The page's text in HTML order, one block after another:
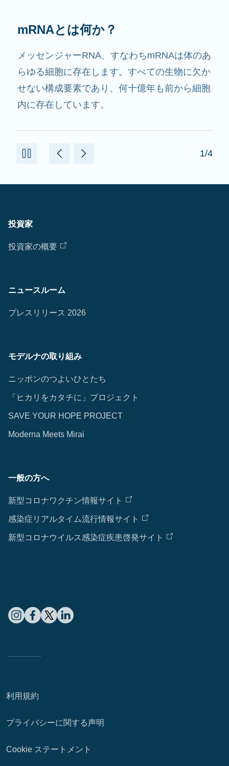
その役割は？
その名前が示すように、mRNAは情報を伝える
役割を果たします。細胞内で他の成分と相互作
用し、必要なたんぱく質を作るのを助けます。
投資家
投資家の概要
ニュースルーム
プレスリリース 2026
モデルナの取り組み
ニッポンのつよいひとたち
「ヒカリをカタチに」プロジェクト
SAVE YOUR HOPE PROJECT
Moderna Meets Mirai
一般の方へ
新型コロナワクチン情報サイト
感染症リアルタイム流行情報サイト
新型コロナウイルス感染症疾患啓発サイト
利用規約
プライバシーに関する声明
Cookie ステートメント